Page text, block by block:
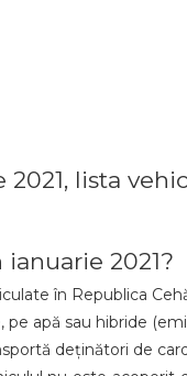
2021, lista
2021?
în Republica
pe apă sau hibride
deținători de